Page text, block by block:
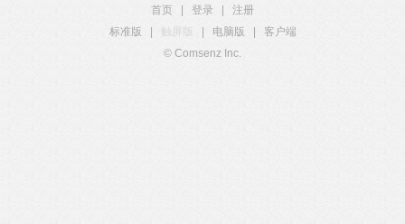
首页 登录
注册
标准版
触屏版 电脑版
客户端
© Comsenz Inc.